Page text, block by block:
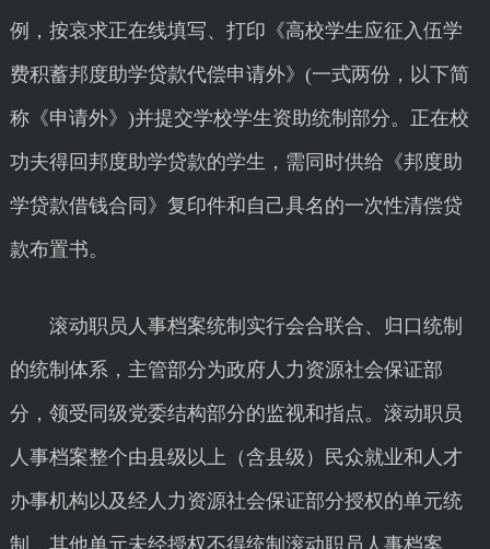
例，按哀求正在线填写、打印《高校学生应征入伍学
费积蓄邦度助学贷款代偿申请外》(一式两份，以下简
称《申请外》)并提交学校学生资助统制部分。正在校
功夫得回邦度助学贷款的学生，需同时供给《邦度助
学贷款借钱合同》复印件和自己具名的一次性清偿贷
款布置书。
滚动职员人事档案统制实行会合联合、归口统制
的统制体系，主管部分为政府人力资源社会保证部
分，领受同级党委结构部分的监视和指点。滚动职员
人事档案整个由县级以上（含县级）民众就业和人才
办事机构以及经人力资源社会保证部分授权的单元统
制，其他单元未经授权不得统制滚动职员人事档案。